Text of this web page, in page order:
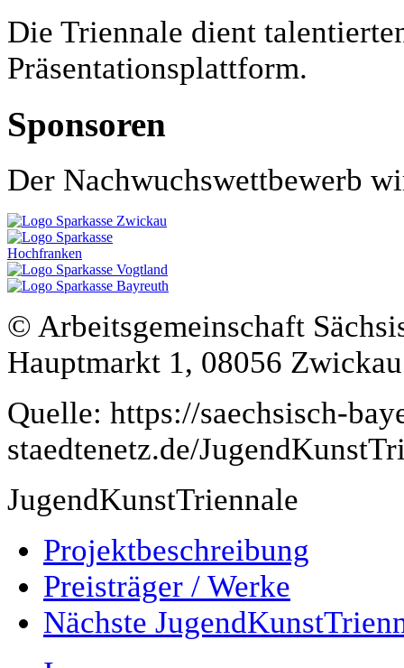
Die Triennale dient
Präsentationsplattform.
Sponsoren
Der Nachwuchswettbewerb
© Arbeitsgemeinschaft
Hauptmarkt 1, 08056 Zwickau
Quelle: https://saechsisch-
staedtenetz.de/
JugendKunstTriennale
Projektbeschreibung
Preisträger / Werke
Nächste